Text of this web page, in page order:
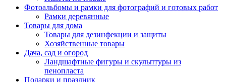
Фотоальбомы и рамки для фотографий и готовых работ
Рамки деревянные
Товары для дома
Товары для дезинфекции и защиты
Хозяйственные товары
Дача, сад и огород
Ландшафтные фигуры и скульптуры из
пенопласта
Подарки и праздник